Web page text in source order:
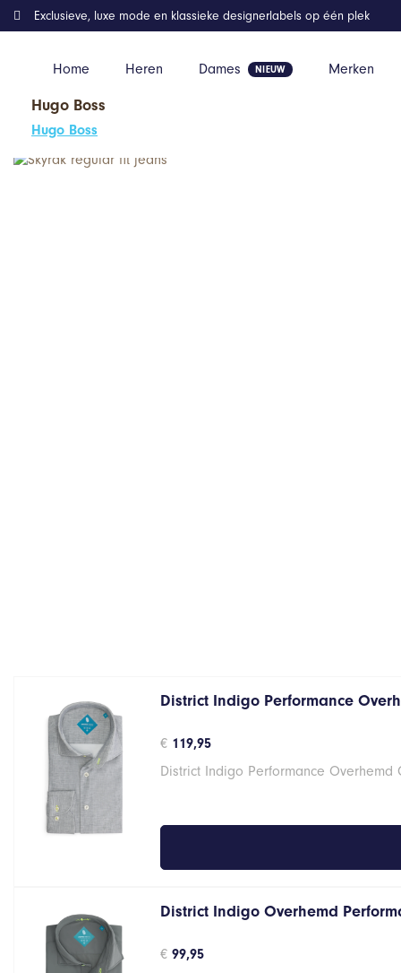
Home Heren Dames Merken
Exclusieve, luxe mode en klassieke designerlabels op één plek
Hugo Boss
Hugo Boss
Home Kleding
District Indigo Performance
€ 119,95
District Indigo Performance Overhemd
District Indigo Overhemd
€ 99,95